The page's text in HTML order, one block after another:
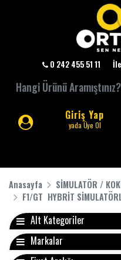
0 242 455 51 11
Giriş Yap
yada Üye Ol
Anasayfa
SİMULATÖR /
F1/GT HYBRİT
Alt Kategoriler
Markalar